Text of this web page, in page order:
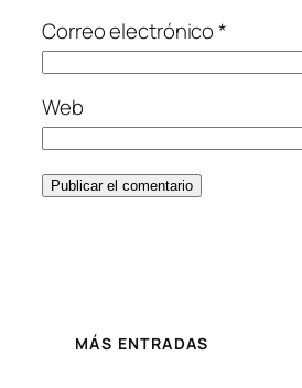
Correo electrónico*
Web
MÁS ENTRADAS